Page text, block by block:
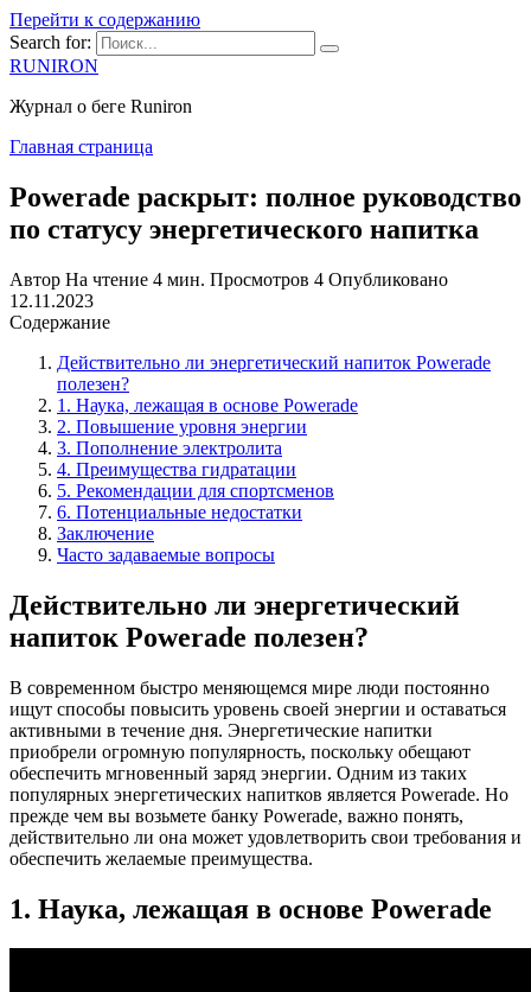
Перейти к содержанию
Search for:
RUNIRON
Журнал о беге Runiron
Главная страница
Powerade раскрыт: полное руководство
по статусу энергетического напитка
Автор На чтение 4 мин. Просмотров 4 Опубликовано
12.11.2023
Содержание
Действительно ли энергетический напиток Powerade
полезен?
1. Наука, лежащая в основе Powerade
2. Повышение уровня энергии
3. Пополнение электролита
4. Преимущества гидратации
5. Рекомендации для спортсменов
6. Потенциальные недостатки
Заключение
Часто задаваемые вопросы
Действительно ли энергетический
напиток Powerade полезен?
В современном быстро меняющемся мире люди постоянно
ищут способы повысить уровень своей энергии и оставаться
активными в течение дня. Энергетические напитки
приобрели огромную популярность, поскольку обещают
обеспечить мгновенный заряд энергии. Одним из таких
популярных энергетических напитков является Powerade. Но
прежде чем вы возьмете банку Powerade, важно понять,
действительно ли она может удовлетворить свои требования и
обеспечить желаемые преимущества.
1. Наука, лежащая в основе Powerade